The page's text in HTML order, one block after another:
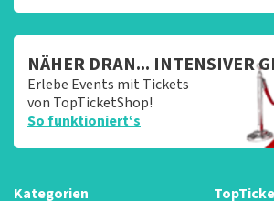
NÄHER DRAN... INTENSIVER
Erlebe Events mit Tickets
von TopTicketShop!
So funktioniert‘s
Kategorien